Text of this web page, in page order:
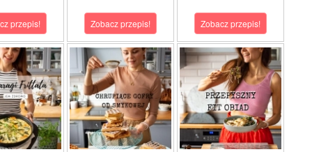
przepis! Zobacz przepis! Zobacz przepis!